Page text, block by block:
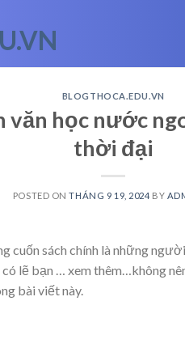
BLOGTHOCA.EDU.VN
văn học nước
thời đại
POSTED ONTHÁNG 9 19, 2024 BY
cuốn sách chính là những
lẽ bạn
… xem thêm… không
bài viết này.